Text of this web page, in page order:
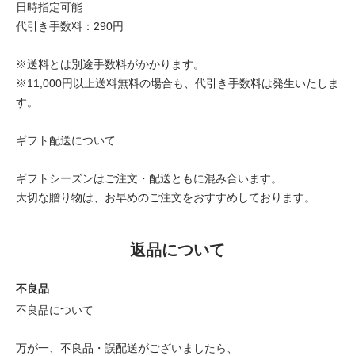
日時指定可能
代引き手数料：290円
※送料とは別途手数料がかかります。
※11,000円以上送料無料の場合も、代引き手数料は発生いたしま
す。
ギフト配送について
ギフトシーズンはご注文・配送ともに混み合います。
大切な贈り物は、お早めのご注文をおすすめしております。
返品について
不良品
不良品について
万が一、不良品・誤配送がございましたら、